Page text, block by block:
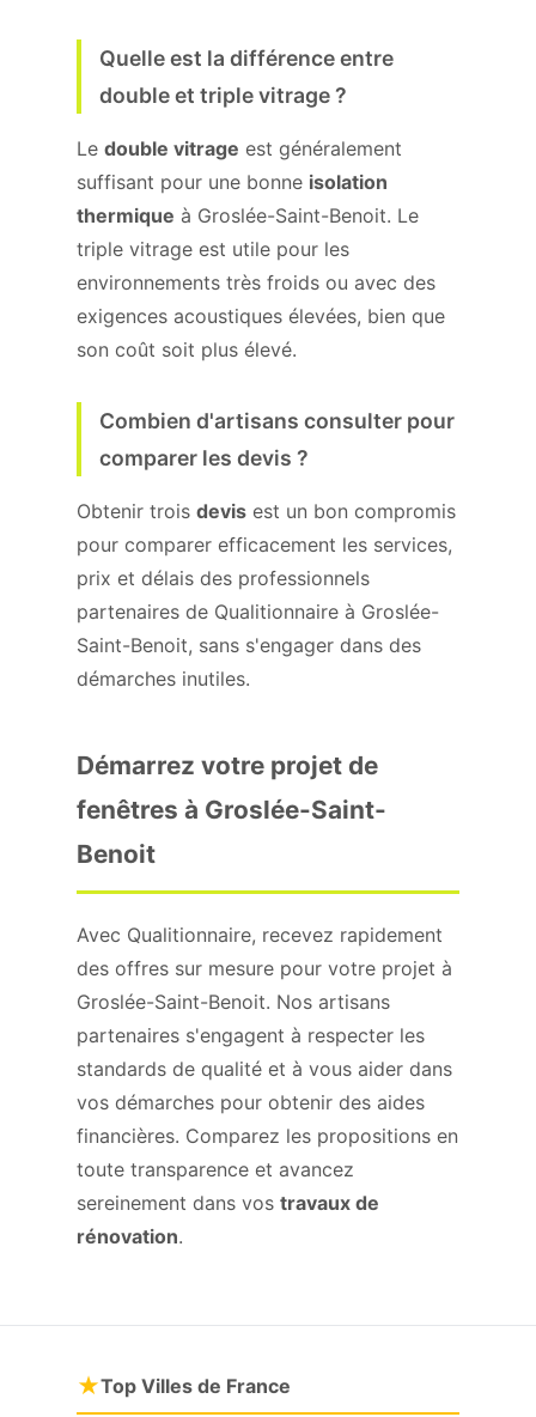
Quelle est la différence entre
double et triple vitrage ?
Le double vitrage est généralement
suffisant pour une bonne isolation
thermique à Groslée-Saint-Benoit. Le
triple vitrage est utile pour les
environnements très froids ou avec des
exigences acoustiques élevées, bien que
son coût soit plus élevé.
Combien d'artisans consulter pour
comparer les devis ?
Obtenir trois devis est un bon compromis
pour comparer efficacement les services,
prix et délais des professionnels
partenaires de Qualitionnaire à Groslée-
Saint-Benoit, sans s'engager dans des
démarches inutiles.
Démarrez votre projet de
fenêtres à Groslée-Saint-
Benoit
Avec Qualitionnaire, recevez rapidement
des offres sur mesure pour votre projet à
Groslée-Saint-Benoit. Nos artisans
partenaires s'engagent à respecter les
standards de qualité et à vous aider dans
vos démarches pour obtenir des aides
financières. Comparez les propositions en
toute transparence et avancez
sereinement dans vos travaux de
rénovation.
★Top Villes de France